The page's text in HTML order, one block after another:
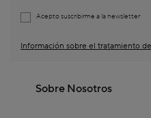
Acepto suscribirme a la newsletter
Información sobre el tratamiento
Sobre Nosotros